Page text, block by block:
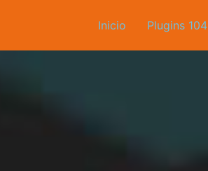
Inicio Plugins 104